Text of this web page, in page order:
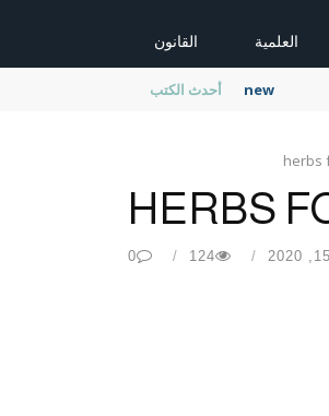
العلمية القانون
أحدث الكتب new
herbs
HERBS
124
0